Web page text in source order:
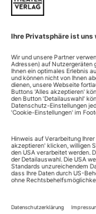
Während
schlug, schuf
letzte
Barockoper.
noch geprobt,
aufgeführt und
200 Jahre später
Harmonie der
Holst: Sita am
Die Oper
«Ramayana»